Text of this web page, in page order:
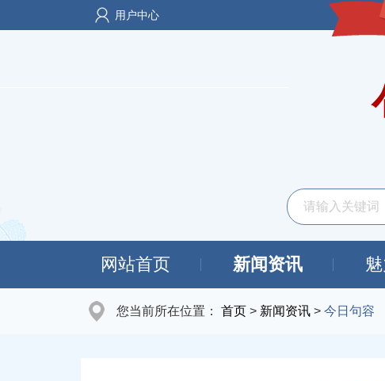
用户中心
网站首页 新闻资讯
您当前所在位置： 首页 > 新闻资讯 > 今日句容